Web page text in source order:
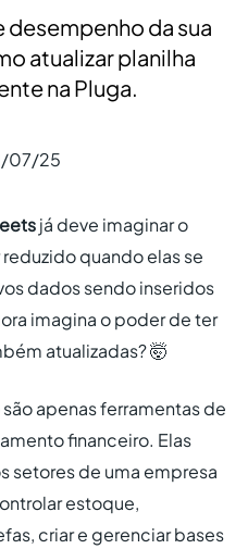
desempenho da sua
atualizar planilha
na Pluga.
07/25
já deve imaginar o
quando elas se
dados sendo inseridos
imagina o poder de ter
atualizadas? 🤯
apenas ferramentas de
financeiro. Elas
setores de uma empresa
estoque,
criar e gerenciar bases